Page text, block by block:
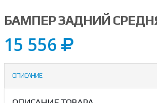
БАМПЕР ЗАДНИЙ
15 556
ОПИСАНИЕ